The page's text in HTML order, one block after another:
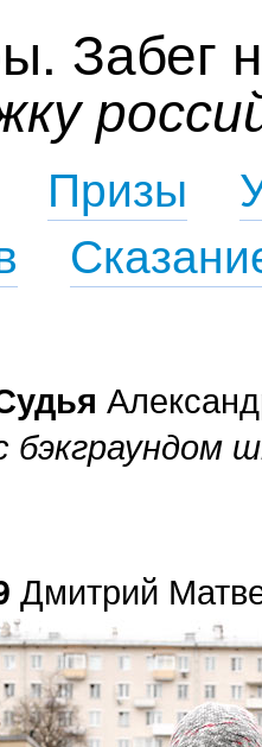
Забег
Призы
бэкграундом
Дмитрий